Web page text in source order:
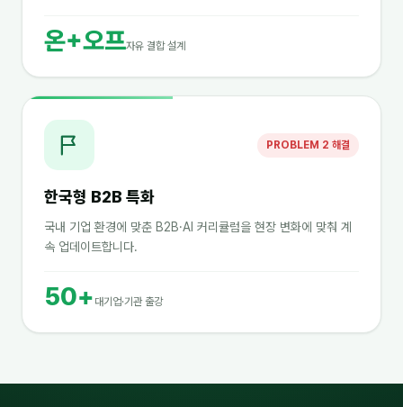
온+오프자유 결합 설계
PROBLEM 2 해결
한국형 B2B 특화
국내 기업 환경에 맞춘 B2B·AI 커리큘럼을 현장 변화에 맞춰 계
속 업데이트합니다.
50+ 대기업·기관 출강